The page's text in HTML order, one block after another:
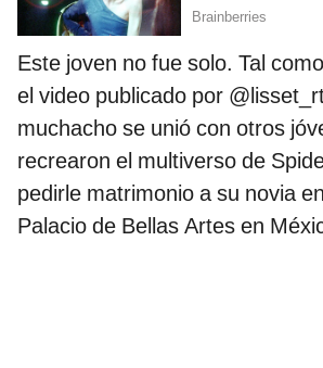
Este joven no fue solo. Tal
el video publicado por
muchacho se unió con otros
recrearon el multiverso de
pedirle matrimonio a su novia
Palacio de Bellas Artes en